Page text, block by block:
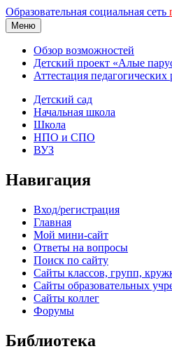
Образовательная социальная сеть
Меню
Обзор возможностей
Детский проект «Алые
Аттестация педагогических
Детский сад
Начальная школа
Школа
НПО и СПО
ВУЗ
Навигация
Вход/регистрация
Главная
Мой мини-сайт
Ответы на вопросы
Поиск по сайту
Сайты классов, групп,
Сайты образовательных
Сайты коллег
Форумы
Библиотека